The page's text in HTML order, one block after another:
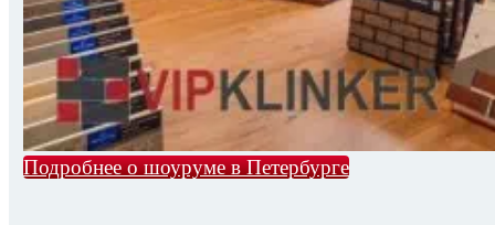
Подробнее о шоуруме в Петербурге